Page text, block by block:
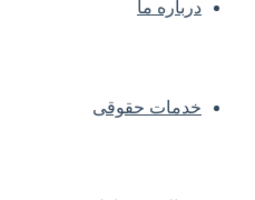
درباره ما
خدمات حقوقی